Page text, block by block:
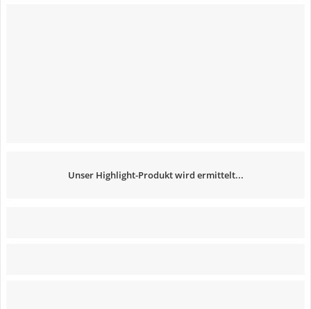
Unser Highlight-Produkt wird ermittelt...